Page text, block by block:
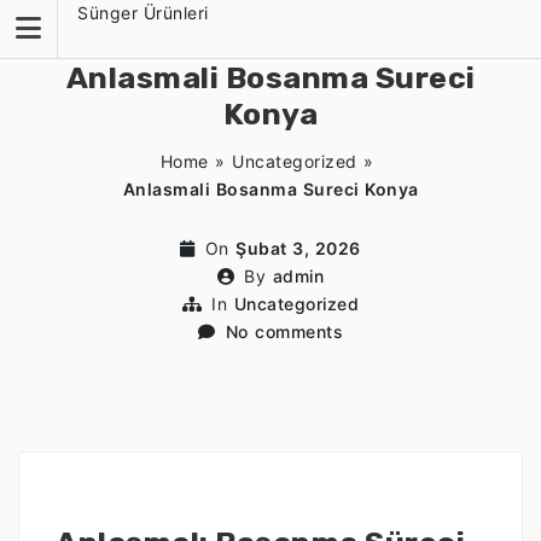
content
Sünger Ürünleri
Anlasmali Bosanma Sureci
Konya
Home » Uncategorized »
Anlasmali Bosanma Sureci Konya
On Şubat 3, 2026
By admin
In Uncategorized
No comments